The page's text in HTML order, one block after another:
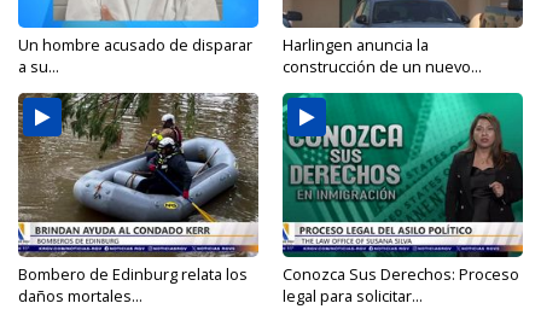
Un hombre acusado de disparar
a su...
Harlingen anuncia la
construcción de un nuevo...
Bombero de Edinburg relata los
daños mortales...
Conozca Sus Derechos: Proceso
legal para solicitar...